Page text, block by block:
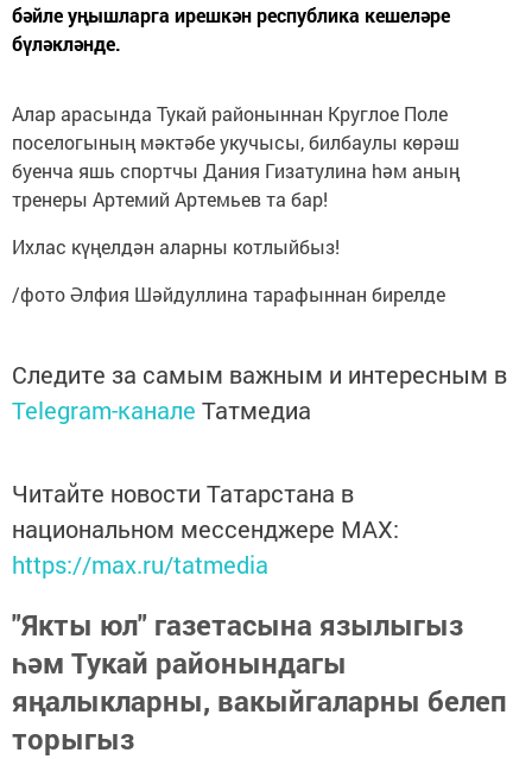
бәйле уңышларга ирешкән республика кешеләре
бүләкләнде.
Алар арасында Тукай районыннан Круглое Поле
поселогының мәктәбе укучысы, билбаулы көрәш
буенча яшь спортчы Дания Гизатулина hәм аның
тренеры Артемий Артемьев та бар!
Ихлас күңелдән аларны котлыйбыз!
/фото Әлфия Шәйдуллина тарафыннан бирелде
Следите за самым важным и интересным в
Telegram-канале Татмедиа
Читайте новости Татарстана в
национальном мессенджере MАХ:
https://max.ru/tatmedia
"Якты юл" газетасына язылыгыз
һәм Тукай районындагы
яңалыкларны, вакыйгаларны белеп
торыгыз